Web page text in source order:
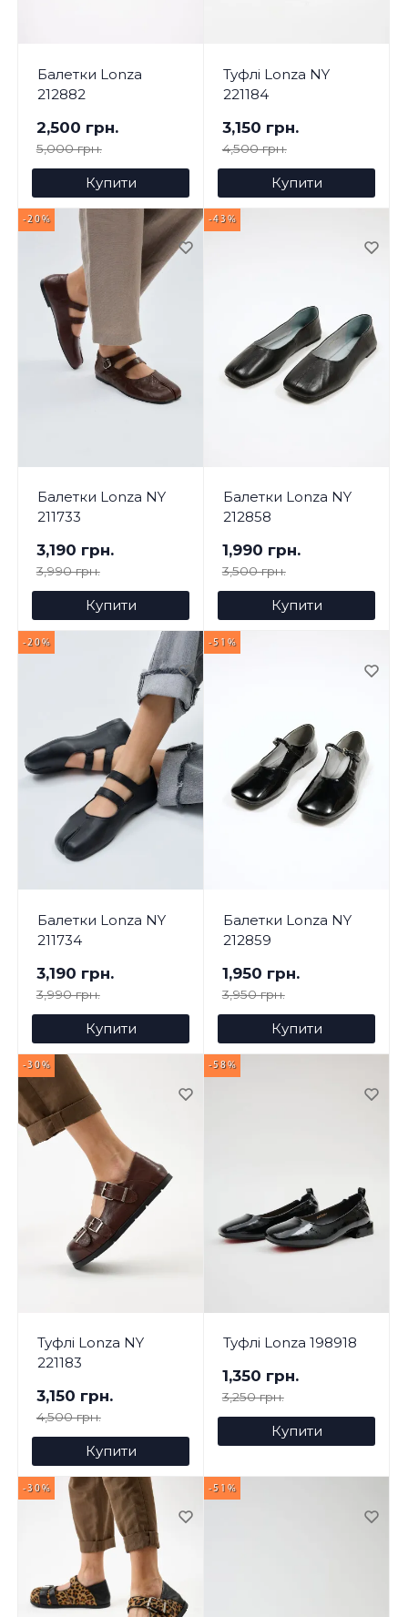
Балетки Lonza
212882
2,500 грн.
5,000 грн.
Купити
Туфлі Lonza NY
221184
3,150 грн.
4,500 грн.
Купити
-20%
Балетки Lonza NY
211733
3,190 грн.
3,990 грн.
Купити
-43%
Балетки Lonza NY
212858
1,990 грн.
3,500 грн.
Купити
-20%
Балетки Lonza NY
211734
3,190 грн.
3,990 грн.
Купити
-51%
Балетки Lonza NY
212859
1,950 грн.
3,950 грн.
Купити
-30%
Туфлі Lonza NY
221183
3,150 грн.
4,500 грн.
Купити
-58%
Туфлі Lonza 198918
1,350 грн.
3,250 грн.
Купити
-30% -51%